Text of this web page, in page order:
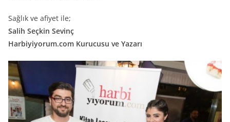
Sağlık ve afiyet ile;
Salih Seçkin Sevinç
Harbiyiyorum.com Kurucusu ve Yazarı